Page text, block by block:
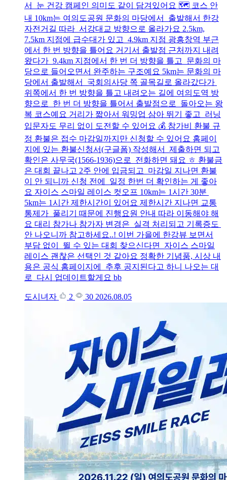
서 눈 건강 캠페인 의미도 같이 담겨있어요 🗺️ 코스 안
내 10km는 여의도공원 문화의 마당에서 출발해서 한강
자전거길 따라 서강대교 방향으로 올라가요 2.5km,
7.5km 지점에 급수대가 있고 4.9km 지점 광흥창역 부근
에서 한 번 방향을 틀어요 거기서 출발점 근처까지 내려
왔다가 9.4km 지점에서 한 번 더 방향을 틀고 문화의 마
당으로 들어오면서 완주하는 구조예요 5km는 문화의 마
당에서 출발해서 국회의사당 쪽 골목길로 올라갔다가
위쪽에서 한 번 방향을 틀고 내려오는 길에 여의도역 방
향으로 한 번 더 방향을 틀어서 출발점으로 돌아오는 왕
복 코스예요 거리가 짧아서 워밍업 삼아 뛰기 좋고 러닝
입문자도 무리 없이 도전할 수 있어요 💰 참가비 환불 규
정 환불은 접수 마감일까지만 신청할 수 있어요 홈페이
지에 있는 환불신청서(구글폼) 작성해서 제출하면 되고
확인은 사무국(1566-1936)으로 전화하면 돼요 ㅎ 환불금
은 대회 끝나고 2주 안에 입금되고 마감일 지나면 환불
이 안 되니까 신청 전에 일정 한번 더 확인하는 게 좋아
요 자이스 스마일 레이스 컷오프 10km는 1시간 30분
5km는 1시간 제한시간이 있어요 제한시간 지나면 교통
통제가 풀리기 때문에 진행요원 안내 따라 이동해야 해
요 대리 참가나 참가자 변경은 실격 처리되고 기록증도
안 나오니까 참고하세요..! 이번 가을에 한강뷰 보면서
부담 없이 뛸 수 있는 대회 찾으신다면 자이스 스마일
레이스 괜찮은 선택인 것 같아요 정확한 기념품, 시상 내
용은 공식 홈페이지에 추후 공지된다고 하니 나오는 대
로 다시 업데이트할게요 bb
도시녀자 2 30 2026.08.05